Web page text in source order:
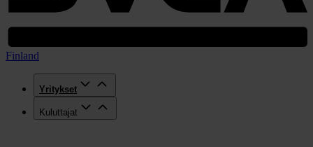
Finland
Yritykset
Kuluttajat